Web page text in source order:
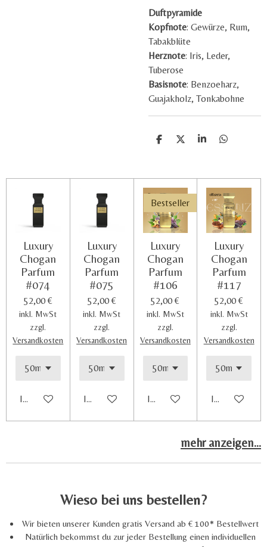
Duftpyramide
Kopfnote: Gewürze, Rum,
Tabakblüte
Herznote: Iris, Leder,
Tuberose
Basisnote: Benzoeharz,
Guajakholz, Tonkabohne
T
e
n
T
e
n
T
e
T
e
n
Luxury
Chogan
Parfum
#074
52,00 €
inkl. MwSt
zzgl.
Versandkosten
In den Warenkorb
Luxury
Chogan
Parfum
#075
52,00 €
inkl. MwSt
zzgl.
Versandkosten
In den Warenkorb
Bestseller
Luxury
Chogan
Parfum
#106
52,00 €
inkl. MwSt
zzgl.
Versandkosten
In den Warenkorb
Luxury
Chogan
Parfum
#117
52,00 €
inkl. MwSt
zzgl.
Versandkosten
In den
mehr anzeigen...
Wieso bei uns bestellen?
Wir bieten unserer Kunden gratis Versand ab € 100* Bestellwert
Natürlich bekommst du zur jeder Bestellung einen individuellen